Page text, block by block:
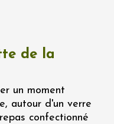
de la
un moment
autour d'un verre
confectionné